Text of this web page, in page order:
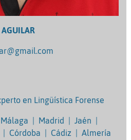
en Lingüística Forense
Málaga Madrid Jaén
Córdoba Cádiz
Almería